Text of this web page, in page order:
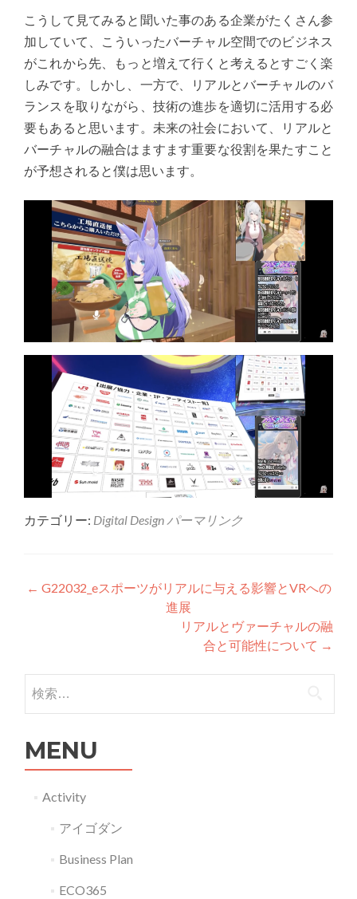
こうして見てみると聞いた事のある企業がたくさん参
加していて、こういったバーチャル空間でのビジネス
がこれから先、もっと増えて行くと考えるとすごく楽
しみです。しかし、一方で、リアルとバーチャルのバ
ランスを取りながら、技術の進歩を適切に活用する必
要もあると思います。未来の社会において、リアルと
バーチャルの融合はますます重要な役割を果たすこと
が予想されると僕は思います。
カテゴリー: Digital Design パーマリンク
投稿ナビゲーション
← G22032_eスポーツがリアルに与える影響とVRへの
進展
リアルとヴァーチャルの融
合と可能性について →
検索:
MENU
Activity
アイゴダン
Business Plan
ECO365